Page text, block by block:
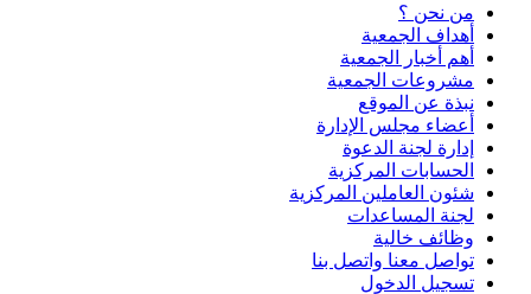
من نحن ؟
أهداف الجمعية
أهم أخبار الجمعية
مشروعات الجمعية
نبذة عن الموقع
أعضاء مجلس الإدارة
إدارة لجنة الدعوة
الحسابات المركزية
شئون العاملين المركزية
لجنة المساعدات
وظائف خالية
تواصل معنا واتصل بنا
تسجيل الدخول